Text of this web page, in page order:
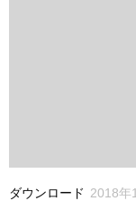
ダウンロード 2018年